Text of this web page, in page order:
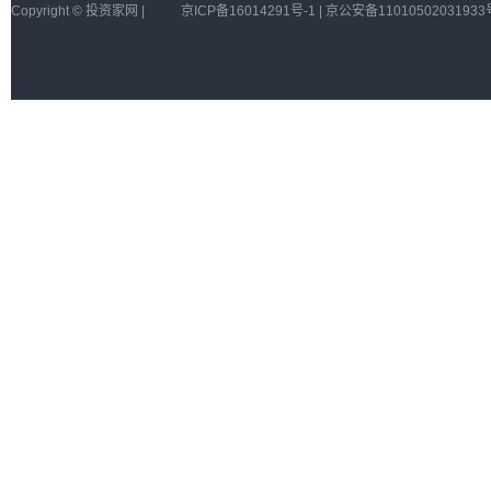
Copyright © 投资家网 | 京ICP备16014291号-1 | 京公安备11010502031933